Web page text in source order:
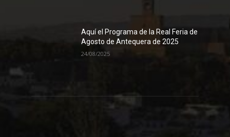
Aquí el Programa de la Real Feria de
Agosto de Antequera de 2025
24/08/2025